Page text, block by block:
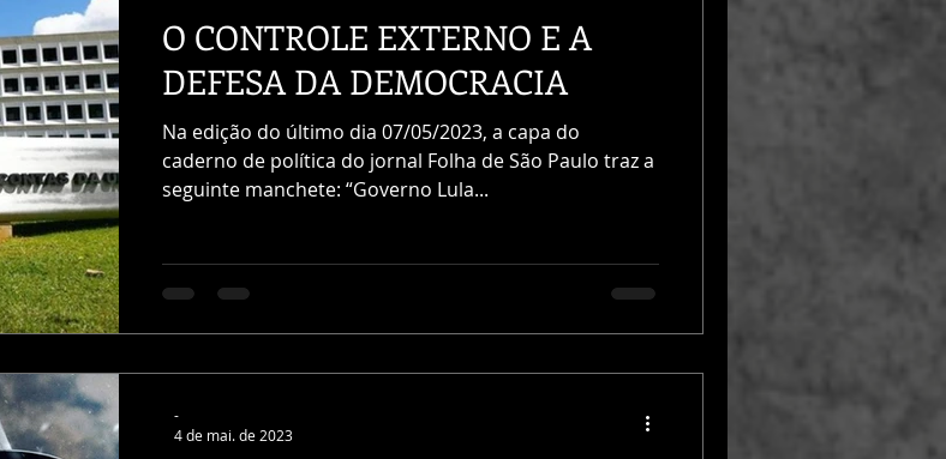
O CONTROLE EXTERNO E A
DEFESA DA DEMOCRACIA
Na edição do último dia 07/05/2023, a capa do
caderno de política do jornal Folha de São Paulo traz a
seguinte manchete: “Governo Lula...
-
4 de mai. de 2023